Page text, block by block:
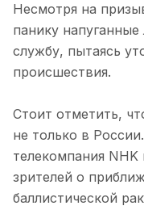
Несмотря на
панику
службу, пытаясь
происшествия.
Стоит отметить,
не только в
телекомпания
зрителей о
баллистической